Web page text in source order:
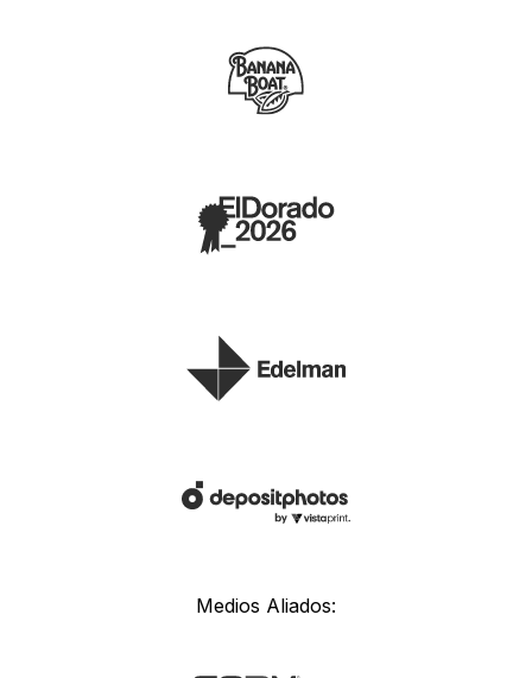
Medios Aliados: